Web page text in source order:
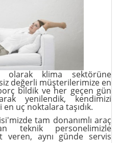
olarak klima sektörüne
değerli müşterilerimize en
bildik ve her geçen gün
yenilendik, kendimizi
uç noktalara taşıdık.
tam donanımlı araç
teknik personelimizle
veren, aynı günde servis